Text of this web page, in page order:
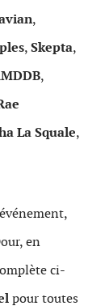
,
,Skepta,
,
La Squale,
en
ci-
pour toutes